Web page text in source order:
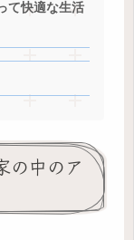
て快適な生活
の中のア